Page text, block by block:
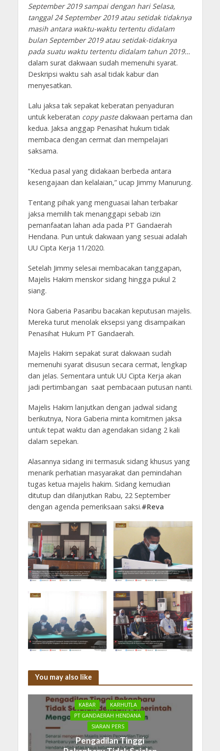
September 2019 sampai dengan hari Selasa,
tanggal 24 September 2019 atau setidak tidaknya
masih antara waktu-waktu tertentu didalam
bulan September 2019 atau setidak-tidaknya
pada suatu waktu tertentu didalam tahun 2019…
dalam surat dakwaan sudah memenuhi syarat.
Deskripsi waktu sah asal tidak kabur dan
menyesatkan.
Lalu jaksa tak sepakat keberatan penyaduran
untuk keberatan copy pastedakwaan pertama dan
kedua. Jaksa anggap Penasihat hukum tidak
membaca dengan cermat dan mempelajari
saksama.
“Kedua pasal yang didakaan berbeda antara
kesengajaan dan kelalaian,” ucap Jimmy Manurung.
Tentang pihak yang menguasai lahan terbakar
jaksa memilih tak menanggapi sebab izin
pemanfaatan lahan ada pada PT Gandaerah
Hendana. Pun untuk dakwaan yang sesuai adalah
UU Cipta Kerja 11/2020.
Setelah Jimmy selesai membacakan tanggapan,
Majelis Hakim menskor sidang hingga pukul 2
siang.
Nora Gaberia Pasaribu bacakan keputusan majelis.
Mereka turut menolak eksepsi yang disampaikan
Penasihat Hukum PT Gandaerah.
Majelis Hakim sepakat surat dakwaan sudah
memenuhi syarat disusun secara cermat, lengkap
dan jelas. Sementara untuk UU Cipta Kerja akan
jadi pertimbangan saat pembacaan putusan nanti.
Majelis Hakim lanjutkan dengan jadwal sidang
berikutnya, Nora Gaberia minta komitmen jaksa
untuk tepat waktu dan agendakan sidang 2 kali
dalam sepekan.
Alasannya sidang ini termasuk sidang khusus yang
menarik perhatian masyarakat dan pemindahan
tugas ketua majelis hakim. Sidang kemudian
ditutup dan dilanjutkan Rabu, 22 September
dengan agenda pemeriksaan saksi.#Reva
You may also like
KABAR
KARHUTLA
PT GANDAERAH HENDANA
SIARAN PERS
Pengadilan Tinggi